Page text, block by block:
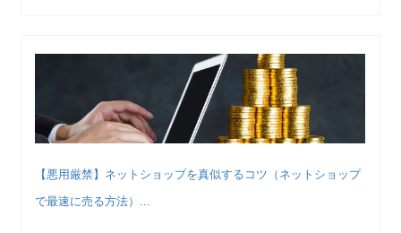
【悪用厳禁】ネットショップを真似するコツ（ネットショップ
で最速に売る方法）...